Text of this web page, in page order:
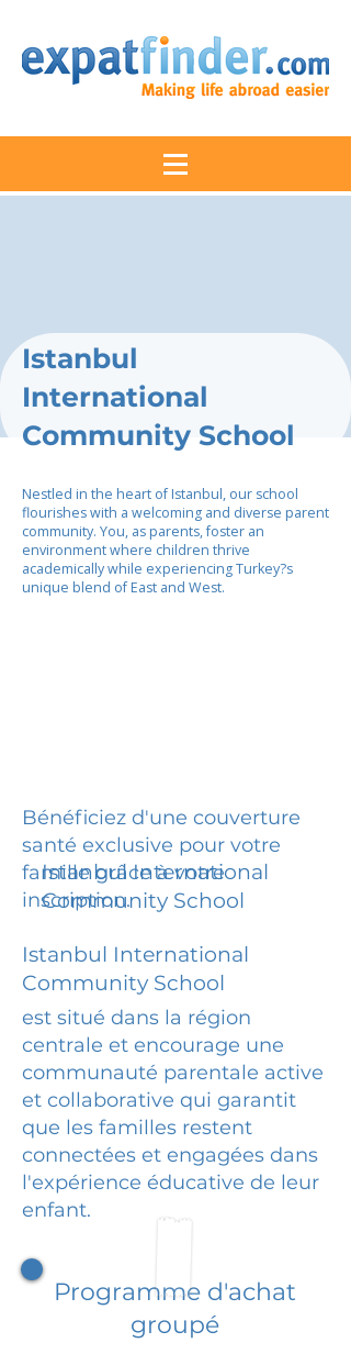
Istanbul
International
Community School
Nestled in the heart of Istanbul, our school
flourishes with a welcoming and diverse parent
community. You, as parents, foster an
environment where children thrive
academically while experiencing Turkey?s
unique blend of East and West.
Bénéficiez d'une couverture
santé exclusive pour votre
famille grâce à votre
inscription.
Istanbul International
Community School
Istanbul International
Community School
est situé dans la région
centrale et encourage une
communauté parentale active
et collaborative qui garantit
que les familles restent
connectées et engagées dans
l'expérience éducative de leur
enfant.
Programme d'achat
groupé